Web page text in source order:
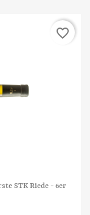
STK Riede - 6er
favorite_border